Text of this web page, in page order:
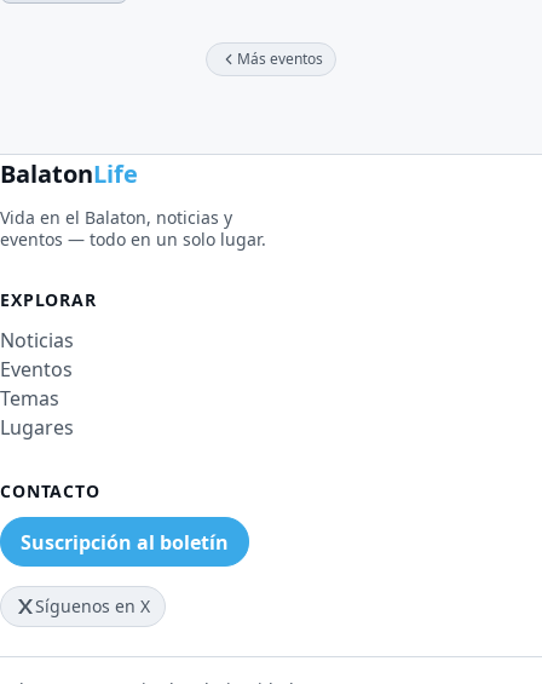
Más eventos
BalatonLife
Vida en el Balaton, noticias y
eventos — todo en un solo lugar.
EXPLORAR
Noticias
Eventos
Temas
Lugares
CONTACTO
Suscripción al boletín
Síguenos en X